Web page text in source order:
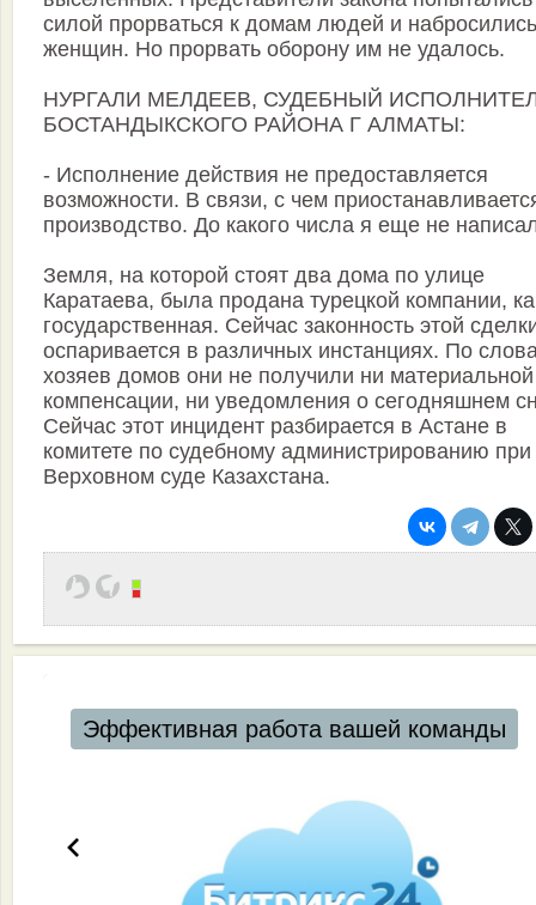
силой прорваться к домам людей и
женщин. Но прорвать оборону им не удалось.
НУРГАЛИ МЕЛДЕЕВ, СУДЕБНЫЙ
БОСТАНДЫКСКОГО РАЙОНА Г АЛМАТЫ:
- Исполнение действия не предоставляется
возможности. В связи, с чем
производство. До какого числа я еще не
Земля, на которой стоят два дома по улице
Каратаева, была продана турецкой компании,
государственная. Сейчас законность этой
оспаривается в различных инстанциях. По
хозяев домов они не получили ни материальной
компенсации, ни уведомления о сегодняшнем
Сейчас этот инцидент разбирается в Астане в
комитете по судебному администрированию при
Верховном суде Казахстана.
Эффективная работа вашей команды